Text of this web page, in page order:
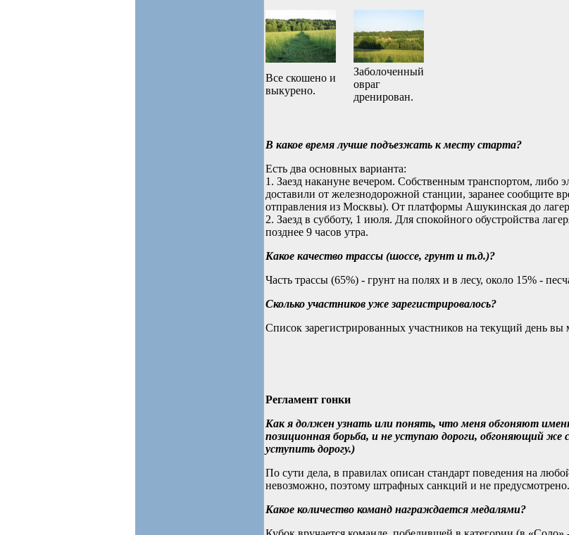
Все скошено и
выкурено.
Заболоченный
овраг
дренирован.
В какое время лучше подъезжать к месту старта?
Есть два основных варианта:
1. Заезд накануне вечером. Собственным транспортом, либо
доставили от железнодорожной станции, заранее сообщите
отправления из Москвы). От платформы Ашукинская до
2. Заезд в субботу, 1 июля. Для спокойного обустройства
позднее 9 часов утра.
Какое качество трассы (шоссе, грунт и т.д.)?
Часть трассы (65%) - грунт на полях и в лесу, около 15% -
Сколько участников уже зарегистрировалось?
Список зарегистрированных участников на текущий день вы
Регламент гонки
Как я должен узнать или понять, что меня обгоняют
позиционная борьба, и не уступаю дороги, обгоняющий
уступить дорогу.)
По сути дела, в правилах описан стандарт поведения на
невозможно, поэтому штрафных санкций и не
Какое количество команд награждается медалями?